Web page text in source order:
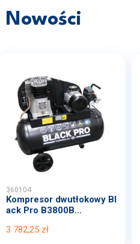
Nowości
360104
Kompresor dwutłokowy Bl
ack Pro B3800B...
3 782,25 zł